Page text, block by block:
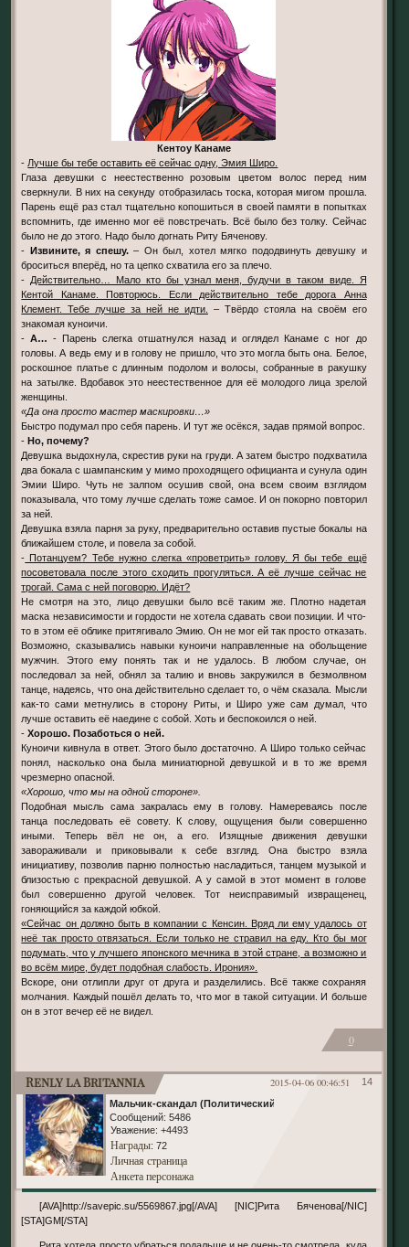
Кентоу Канаме
- Лучше бы тебе оставить её сейчас одну, Эмия Широ.
Глаза девушки с неестественно розовым цветом волос перед ним
сверкнули. В них на секунду отобразилась тоска, которая мигом прошла.
Парень ещё раз стал тщательно копошиться в своей памяти в попытках
вспомнить, где именно мог её повстречать. Всё было без толку. Сейчас
было не до этого. Надо было догнать Риту Бяченову.
- Извините, я спешу.– Он был, хотел мягко пододвинуть девушку и
броситься вперёд, но та цепко схватила его за плечо.
- Действительно… Мало кто бы узнал меня, будучи в таком виде. Я
Кентой Канаме. Повторюсь. Если действительно тебе дорога Анна
Клемент. Тебе лучше за ней не идти.
– Твёрдо стояла на своём его
знакомая куноичи.
-А… - Парень слегка отшатнулся назад и оглядел Канаме с ног до
головы. А ведь ему и в голову не пришло, что это могла быть она. Белое,
роскошное платье с длинным подолом и волосы, собранные в ракушку
на затылке. Вдобавок это неестественное для её молодого лица зрелой
женщины.
«Да она просто мастер маскировки…»
Быстро подумал про себя парень. И тут же осёкся, задав прямой вопрос.
-Но, почему?
Девушка выдохнула, скрестив руки на груди. А затем быстро подхватила
два бокала с шампанским у мимо проходящего официанта и сунула один
Эмии Широ. Чуть не залпом осушив свой, она всем своим взглядом
показывала, что тому лучше сделать тоже самое. И он покорно повторил
за ней.
Девушка взяла парня за руку, предварительно оставив пустые бокалы на
ближайшем столе, и повела за собой.
- Потанцуем? Тебе нужно слегка «проветрить» голову. Я бы тебе ещё
посоветовала после этого сходить прогуляться. А её лучше сейчас не
трогай. Сама с ней поговорю. Идёт?
Не смотря на это, лицо девушки было всё таким же. Плотно надетая
маска независимости и гордости не хотела сдавать свои позиции. И что-
то в этом её облике притягивало Эмию. Он не мог ей так просто отказать.
Возможно, сказывались навыки куноичи направленные на обольщение
мужчин. Этого ему понять так и не удалось. В любом случае, он
последовал за ней, обнял за талию и вновь закружился в безмолвном
танце, надеясь, что она действительно сделает то, о чём сказала. Мысли
как-то сами метнулись в сторону Риты, и Широ уже сам думал, что
лучше оставить её наедине с собой. Хоть и беспокоился о ней.
-Хорошо. Позаботься о ней.
Куноичи кивнула в ответ. Этого было достаточно. А Широ только сейчас
понял, насколько она была миниатюрной девушкой и в то же время
чрезмерно опасной.
«Хорошо, что мы на одной стороне».
Подобная мысль сама закралась ему в голову. Намереваясь после
танца последовать её совету. К слову, ощущения были совершенно
иными. Теперь вёл не он, а его. Изящные движения девушки
завораживали и приковывали к себе взгляд. Она быстро взяла
инициативу, позволив парню полностью насладиться, танцем музыкой и
близостью с прекрасной девушкой. А у самой в этот момент в голове
был совершенно другой человек. Тот неисправимый извращенец,
гоняющийся за каждой юбкой.
«Сейчас он должно быть в компании с Кенсин. Вряд ли ему удалось от
неё так просто отвязаться. Если только не стравил на еду. Кто бы мог
подумать, что у лучшего японского мечника в этой стране, а возможно и
во всём мире, будет подобная слабость. Ирония».
Вскоре, они отлипли друг от друга и разделились. Всё также сохраняя
молчания. Каждый пошёл делать то, что мог в такой ситуации. И больше
он в этот вечер её не видел.
0
14
2015-04-06 00:46:51
Renly la Britannia
Мальчик-скандал (Политический)
Сообщений: 5486
Уважение: +4493
Награды: 72
Личная страница
Анкета персонажа
[AVA]http://savepic.su/5569867.jpg[/AVA] [NIC]Рита Бяченова[/NIC]
[STA]GM[/STA]